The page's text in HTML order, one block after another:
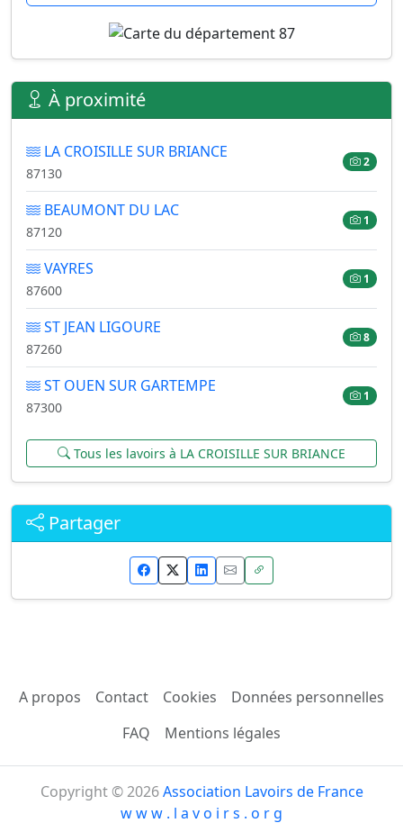
À proximité
LA CROISILLE SUR BRIANCE
87130
2
BEAUMONT DU LAC
87120
1
VAYRES
87600
1
ST JEAN LIGOURE
87260
8
ST OUEN SUR GARTEMPE
87300
1
Tous les lavoirs à LA CROISILLE SUR BRIANCE
Partager
A propos Contact Cookies
Données personnelles
FAQ
Mentions légales
Copyright © 2026Association Lavoirs de France
w w w . l a v o i r s . o r g